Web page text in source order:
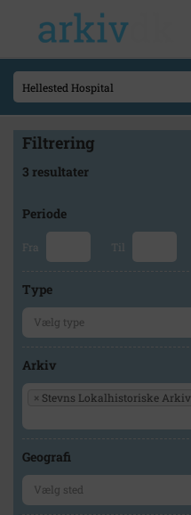
Filtrering
3 resultater
Periode
Fra Til
Type
Arkiv
× Stevns Lokalhistoriske Arkiv
Geografi